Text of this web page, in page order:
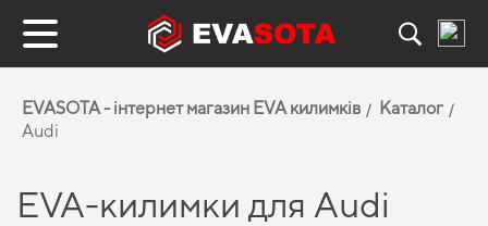
EVASOTA - інтернет магазин EVA килимків
Каталог
Audi
EVA-килимки для Audi